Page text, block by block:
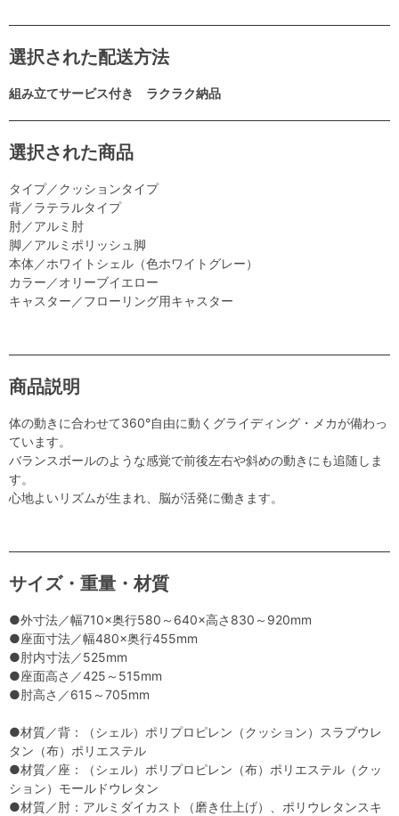
選択された配送方法
組み立てサービス付き ラクラク納品
選択された商品
タイプ／クッションタイプ
背／ラテラルタイプ
肘／アルミ肘
脚／アルミポリッシュ脚
本体／ホワイトシェル（色ホワイトグレー）
カラー／オリーブイエロー
キャスター／フローリング用キャスター
商品説明
体の動きに合わせて360°自由に動くグライディング・メカが備わっ
ています。
バランスボールのような感覚で前後左右や斜めの動きにも追随しま
す。
心地よいリズムが生まれ、脳が活発に働きます。
サイズ・重量・材質
●外寸法／幅710×奥行580～640×高さ830～920mm
●座面寸法／幅480×奥行455mm
●肘内寸法／525mm
●座面高さ／425～515mm
●肘高さ／615～705mm
●材質／背：（シェル）ポリプロピレン（クッション）スラブウレ
タン（布）ポリエステル
●材質／座：（シェル）ポリプロピレン（布）ポリエステル（クッ
ション）モールドウレタン
●材質／肘：アルミダイカスト（磨き仕上げ）、ポリウレタンスキ